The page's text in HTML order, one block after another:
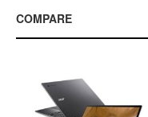
COMPARE